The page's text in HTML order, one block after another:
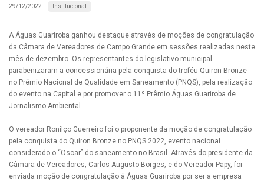
29/12/2022 Institucional
A Águas Guariroba ganhou destaque através de moções de congratulação
da Câmara de Vereadores de Campo Grande em sessões realizadas neste
mês de dezembro. Os representantes do legislativo municipal
parabenizaram a concessionária pela conquista do troféu Quiron Bronze
no Prêmio Nacional de Qualidade em Saneamento (PNQS), pela realização
do evento na Capital e por promover o 11º Prêmio Águas Guariroba de
Jornalismo Ambiental.
O vereador Ronilço Guerreiro foi o proponente da moção de congratulação
pela conquista do Quiron Bronze no PNQS 2022, evento nacional
considerado o “Oscar” do saneamento no Brasil. Através do presidente da
Câmara de Vereadores, Carlos Augusto Borges, e do Vereador Papy, foi
enviada moção de congratulação à Águas Guariroba por ser a empresa